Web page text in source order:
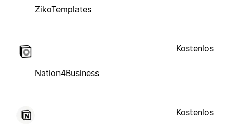
ZikoTemplates
Nation4Business
Kostenlos
Kostenlos